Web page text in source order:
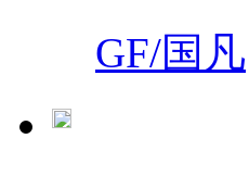
GF/国凡